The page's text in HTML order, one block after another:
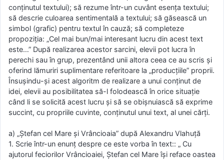
conţinutul textului); să rezume într-un cuvânt esenţa textului;
să descrie culoarea sentimentală a textului; să găsească un
simbol (grafic) pentru textul în cauză; să completeze
propoziţia: „Cel mai bun/mai interesant lucru din acest text
este…” După realizarea acestor sarcini, elevii pot lucra în
perechi sau în grup, prezentând unii altora ceea ce au scris şi
oferind lămuriri suplimentare referitoare la „producţiile” proprii.
Însuşindu-şi acest algoritm de realizare a unui conţinut de
idei, elevii au posibilitatea să-l folodească în orice situaţie
când li se solicită acest lucru şi să se obişnuiască să exprime
succint, cu propriile cuvinte, conţinutul unui text, al unei cărţi.
a) „Ştefan cel Mare şi Vrâncioaia” după Alexandru Vlahuţă
1. Scrie într-un enunţ despre ce este vorba în text:: „ Cu
ajutorul feciorilor Vrâncioaiei, Ştefan cel Mare îşi reface oastea